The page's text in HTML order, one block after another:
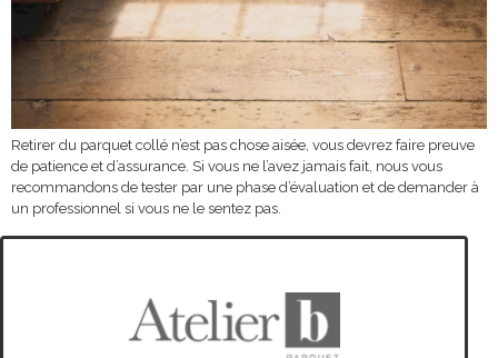
Retirer du parquet collé n’est pas chose aisée, vous devrez faire preuve
de patience et d’assurance. Si vous ne l’avez jamais fait, nous vous
recommandons de tester par une phase d’évaluation et de demander à
un professionnel si vous ne le sentez pas.